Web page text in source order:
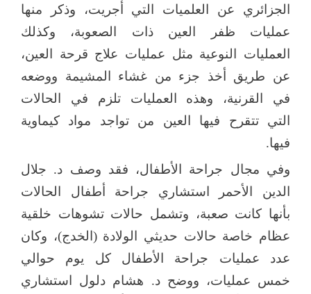
الجزائري عن العلميات التي أجريت، وذكر منها
عمليات ظفر العين ذات الصعوبة، وكذلك
العمليات النوعية مثل عمليات علاج قرحة العين،
عن طريق أخذ جزء من غشاء المشيمة ووضعه
في القرنية، وهذه العمليات تلزم في الحالات
التي تتقرح فيها العين من تواجد مواد كيماوية
فيها.
وفي مجال جراحة الأطفال، فقد وصف د. جلال
الدين الأحمر استشاري جراحة أطفال الحالات
بأنها كانت صعبة، وتشمل حالات تشوهات خلقية
عظام خاصة حالات حديثي الولادة (الخدج)، وكان
عدد عمليات جراحة الأطفال كل يوم حوالي
خمس عمليات، ووضح د. هشام دلول استشاري